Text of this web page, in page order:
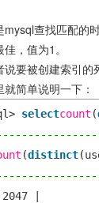
查找匹配的
，值为1。
要被创建索引的
简单说明一下：
selectcount (
(distinct
|